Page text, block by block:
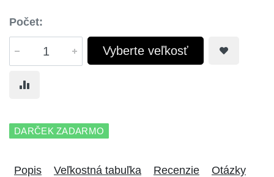
Počet:
Vyberte veľkosť
DARČEK ZADARMO
Popis Veľkostná tabuľka Recenzie Otázky